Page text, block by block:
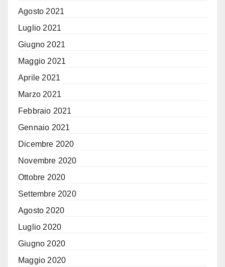
Agosto 2021
Luglio 2021
Giugno 2021
Maggio 2021
Aprile 2021
Marzo 2021
Febbraio 2021
Gennaio 2021
Dicembre 2020
Novembre 2020
Ottobre 2020
Settembre 2020
Agosto 2020
Luglio 2020
Giugno 2020
Maggio 2020